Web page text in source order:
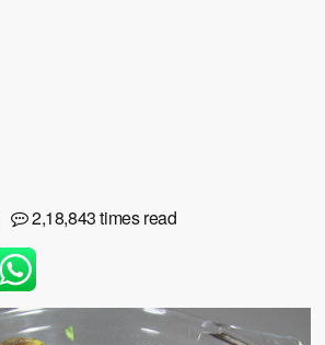
2,18,843 times read